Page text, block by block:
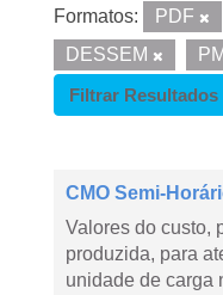
Formatos: PDF
DESSEM
Filtrar Resultados
CMO Semi-
Valores do custo,
produzida, para
unidade de carga